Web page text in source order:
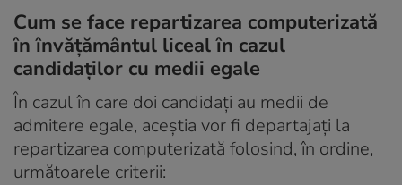
Cum se face repartizarea computerizată
în învățământul liceal în cazul
candidaţilor cu medii egale
În cazul în care doi candidați au medii de
admitere egale, aceștia vor fi departajați la
repartizarea computerizată folosind, în ordine,
următoarele criterii: